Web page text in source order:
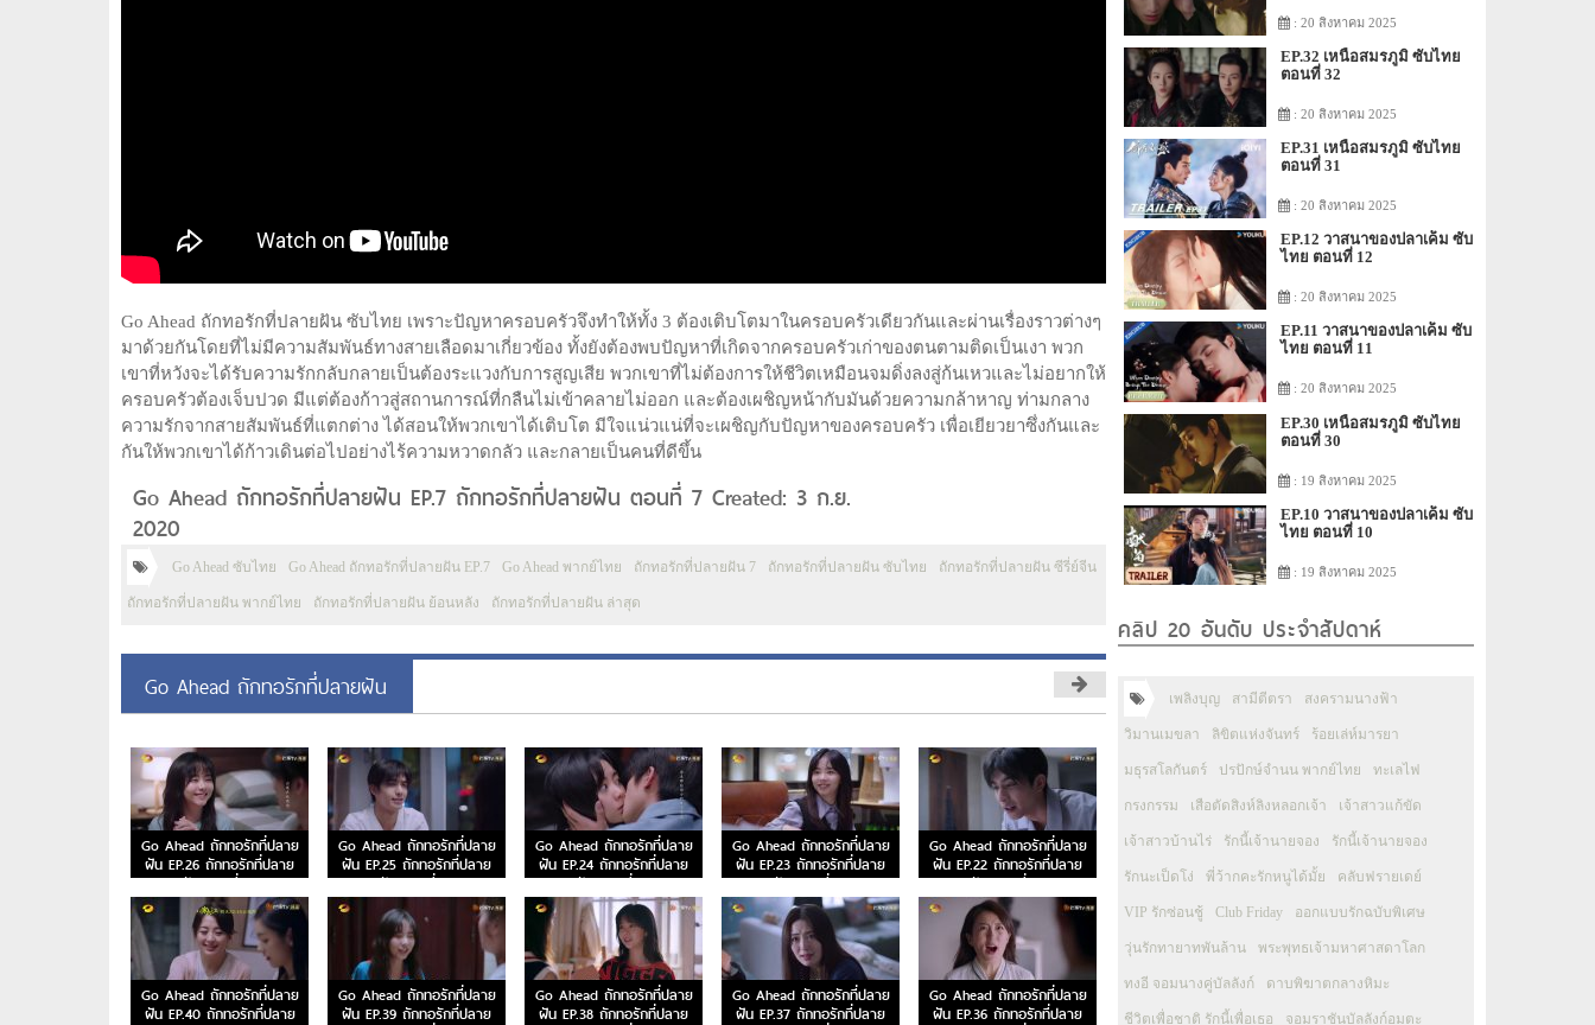
Go Ahead ถักทอรักที่ปลายฝัน ซับไทย เพราะปัญหาครอบครัวจึงทำให้ทั้ง 3 ต้องเติบโตมาในครอบครัวเดียวกันและผ่านเรื่องราวต่างๆ
มาด้วยกันโดยที่ไม่มีความสัมพันธ์ทางสายเลือดมาเกี่ยวข้อง ทั้งยังต้องพบปัญหาที่เกิดจากครอบครัวเก่าของตนตามติดเป็นเงา พวก
เขาที่หวังจะได้รับความรักกลับกลายเป็นต้องระแวงกับการสูญเสีย พวกเขาที่ไม่ต้องการให้ชีวิตเหมือนจมดิ่งลงสู่ก้นเหวและไม่อยากให้
ครอบครัวต้องเจ็บปวด มีแต่ต้องก้าวสู่สถานการณ์ที่กลืนไม่เข้าคลายไม่ออก และต้องเผชิญหน้ากับมันด้วยความกล้าหาญ ท่ามกลาง
ความรักจากสายสัมพันธ์ที่แตกต่าง ได้สอนให้พวกเขาได้เติบโต มีใจแน่วแน่ที่จะเผชิญกับปัญหาของครอบครัว เพื่อเยียวยาซึ่งกันและ
กันให้พวกเขาได้ก้าวเดินต่อไปอย่างไร้ความหวาดกลัว และกลายเป็นคนที่ดีขึ้น
Go Ahead ถักทอรักที่ปลายฝัน EP.7 ถักทอรักที่ปลายฝัน ตอนที่ 7 Created: 3 ก.ย.
2020
Go Ahead ซับไทย Go Ahead ถักทอรักที่ปลายฝัน EP.7 Go Ahead พากย์ไทย ถักทอรักที่ปลายฝัน 7 ถักทอรักที่ปลายฝัน ซับไทย ถักทอรักที่ปลายฝัน ซีรี่ย์จีน
ถักทอรักที่ปลายฝัน พากย์ไทย ถักทอรักที่ปลายฝัน ย้อนหลัง ถักทอรักที่ปลายฝัน ล่าสุด
Go Ahead ถักทอรักที่ปลายฝัน
Go Ahead ถักทอรักที่ปลาย
ฝัน EP.26 ถักทอรักที่ปลาย
ฝัน ตอนที่ 26
Go Ahead ถักทอรักที่ปลาย
ฝัน EP.25 ถักทอรักที่ปลาย
ฝัน ตอนที่ 25
Go Ahead ถักทอรักที่ปลาย
ฝัน EP.24 ถักทอรักที่ปลาย
ฝัน ตอนที่ 24
Go Ahead ถักทอรักที่ปลาย
ฝัน EP.23 ถักทอรักที่ปลาย
ฝัน ตอนที่ 23
Go Ahead ถักทอรักที่ปลาย
ฝัน EP.22 ถักทอรักที่ปลาย
ฝัน ตอนที่ 22
Go Ahead ถักทอรักที่ปลาย
ฝัน EP.40 ถักทอรักที่ปลาย
Go Ahead ถักทอรักที่ปลาย
ฝัน EP.39 ถักทอรักที่ปลาย
Go Ahead ถักทอรักที่ปลาย
ฝัน EP.38 ถักทอรักที่ปลาย
Go Ahead ถักทอรักที่ปลาย
ฝัน EP.37 ถักทอรักที่ปลาย
Go Ahead ถักทอรักที่ปลาย
ฝัน EP.36 ถักทอรักที่ปลาย
: 20 สิงหาคม 2025
EP.32 เหนือสมรภูมิ ซับไทย
ตอนที่ 32
: 20 สิงหาคม 2025
EP.31 เหนือสมรภูมิ ซับไทย
ตอนที่ 31
: 20 สิงหาคม 2025
EP.12 วาสนาของปลาเค็ม ซับ
ไทย ตอนที่ 12
: 20 สิงหาคม 2025
EP.11 วาสนาของปลาเค็ม ซับ
ไทย ตอนที่ 11
: 20 สิงหาคม 2025
EP.30 เหนือสมรภูมิ ซับไทย
ตอนที่ 30
: 19 สิงหาคม 2025
EP.10 วาสนาของปลาเค็ม ซับ
ไทย ตอนที่ 10
: 19 สิงหาคม 2025
คลิป 20 อันดับ ประจำสัปดาห์
เพลิงบุญ สามีตีตรา สงครามนางฟ้า
วิมานเมขลา ลิขิตแห่งจันทร์ ร้อยเล่ห์มารยา
มธุรสโลกันตร์ ปรปักษ์จำนน พากย์ไทย ทะเลไฟ
กรงกรรม เสือตัดสิงห์ลิงหลอกเจ้า เจ้าสาวแก้ขัด
เจ้าสาวบ้านไร่ รักนี้เจ้านายจอง รักนี้เจ้านายจอง
รักนะเป็ดโง่ พี่ว้ากคะรักหนูได้มั้ย คลับฟรายเดย์
VIP รักซ่อนชู้ Club Friday ออกแบบรักฉบับพิเศษ
วุ่นรักทายาทพันล้าน พระพุทธเจ้ามหาศาสดาโลก
ทงอี จอมนางคู่บัลลังก์ ดาบพิฆาตกลางหิมะ
ชีวิตเพื่อชาติ รักนี้เพื่อเธอ จอมราชันบัลลังก์อมตะ